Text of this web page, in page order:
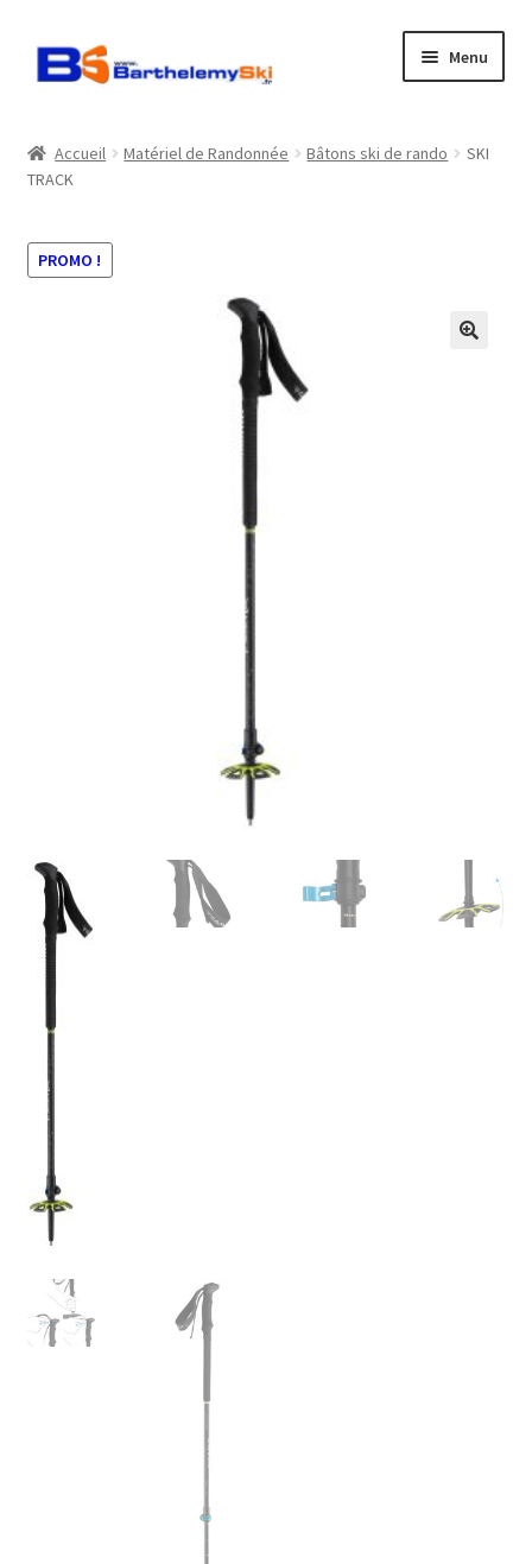
Aller
Aller
Menu
Atelier
Location
Accueil Matériel de Randonnée Bâtons ski de rando
SKI
TRACK
PROMO !